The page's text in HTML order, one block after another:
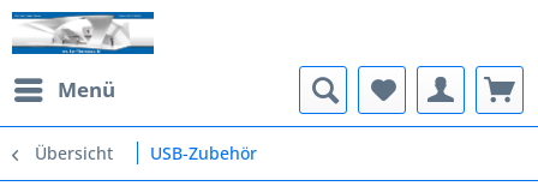
Menü
Übersicht USB-Zubehör